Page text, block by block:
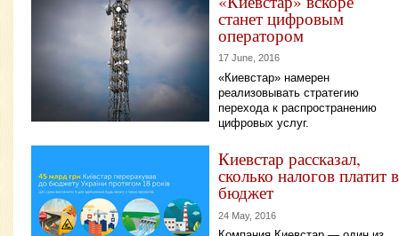
станет цифровым
оператором
17 June, 2016
«Киевстар» намерен
реализовывать стратегию
перехода к распространению
цифровых услуг.
Киевстар рассказал,
сколько налогов платит в
бюджет
24 May, 2016